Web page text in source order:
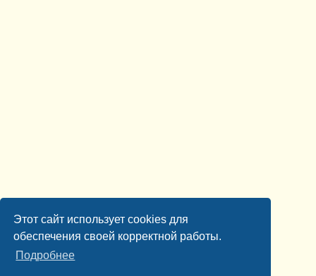
Этот сайт использует cookies для
обеспечения своей корректной работы.
Подробнее